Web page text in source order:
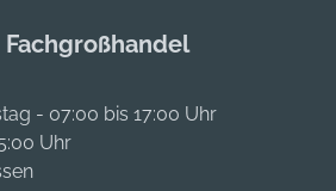
- 07:00 bis 17:00 Uhr
Uhr